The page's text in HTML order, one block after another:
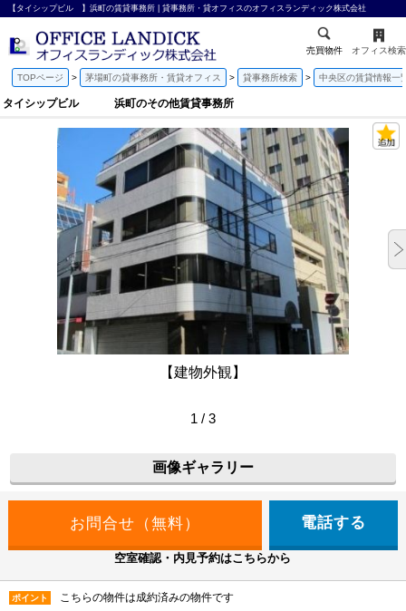
【タイシップビル 】浜町の賃貸事務所 | 貸事務所・貸オフィスのオフィスランディック株式会社
売買物件 オフィス検索
TOPページ 茅場町の貸事務所・賃貸オフィス 貸事務所検索 中央区の賃貸情報一
タイシップビル 浜町のその他賃貸事務所
【建物外観】
1 / 3
画像ギャラリー
電話する
空室確認・内見予約はこちらから
ポイント こちらの物件は成約済みの物件です